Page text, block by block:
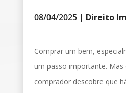
08/04/2025| Direito
Comprar um bem,
um passo importante. Mas
comprador descobre que